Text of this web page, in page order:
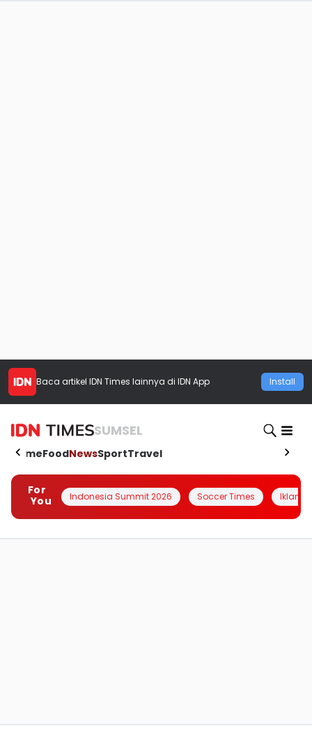
Baca artikel IDN Times lainnya di IDN App Install
SUMSEL
HomeFoodNewsSportTravel
For
You
Indonesia Summit 2026 Soccer Times Iklanin